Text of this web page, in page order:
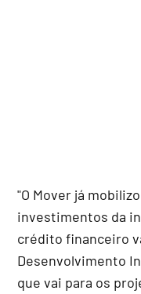
"O Mover já
investimentos da
crédito financeiro
Desenvolvimento
que vai para os